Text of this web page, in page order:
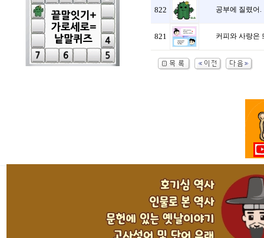
822 공부에 질렸어.
821 커피와 사랑은